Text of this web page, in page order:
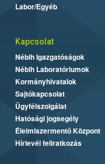
Labor/Egyéb
Kapcsolat
Nébih Igazgatóságok
Nébih Laboratóriumok
Kormányhivatalok
Sajtókapcsolat
Ügyfélszolgálat
Hatósági jogsegély
Élelmiszermentő Központ
Hírlevél feliratkozás